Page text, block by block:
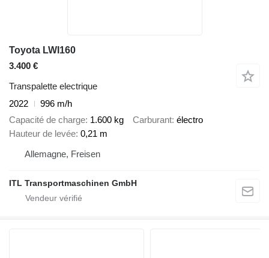
Toyota LWI160
3.400 €
Transpalette electrique
2022
996 m/h
Capacité de charge 1.600 kg Carburant électro
Hauteur de levée 0,21 m
Allemagne, Freisen
ITL Transportmaschinen GmbH